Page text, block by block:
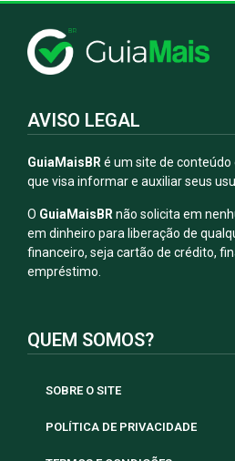
AVISO LEGAL
GuiaMaisBR é um site de
que visa informar e auxiliar seus
O GuiaMaisBR não solicita em
em dinheiro para liberação de
financeiro, seja cartão de crédito,
empréstimo.
QUEM SOMOS?
SOBRE O SITE
POLÍTICA DE PRIVACIDADE